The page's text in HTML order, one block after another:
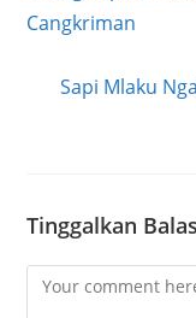
Cangkriman
Sapi Mlaku
Tinggalkan
Comment